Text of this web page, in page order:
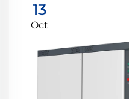
13
Oct